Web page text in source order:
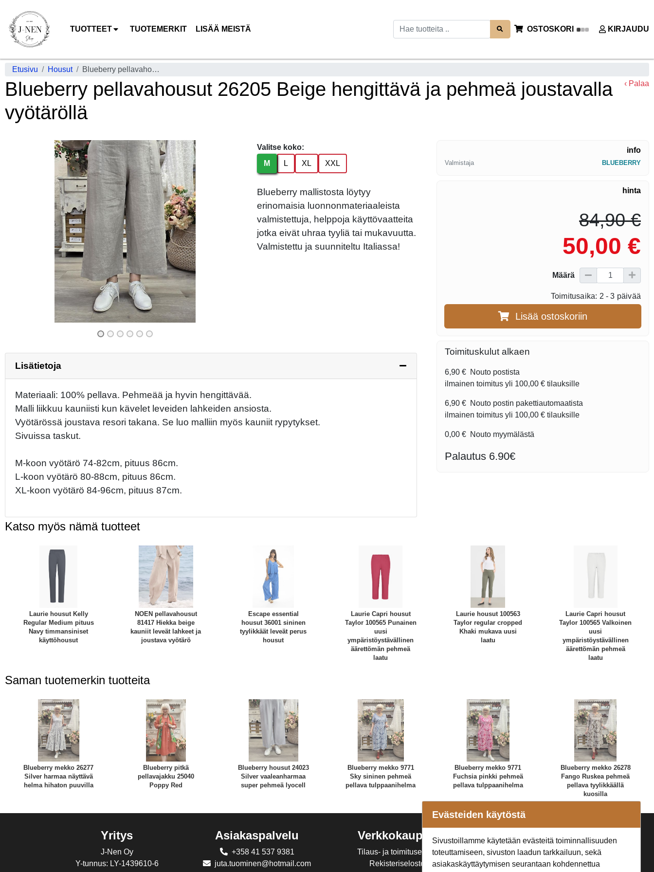
TUOTTEET TUOTEMERKIT LISÄÄ MEISTÄ OSTOSKORI KIRJAUDU
Etusivu Housut Blueberry pellavahousut 26205 Beige hengittävä ja pehmeä joustavalla vyötäröllä
Blueberry pellavahousut 26205 Beige hengittävä ja pehmeä joustavalla
vyötäröllä
‹ Palaa
Previous
Valitse koko:
M
L XL XXL
Blueberry mallistosta löytyy
erinomaisia luonnonmateriaaleista
valmistettuja, helppoja käyttövaatteita
jotka eivät uhraa tyyliä tai mukavuutta.
Valmistettu ja suunniteltu Italiassa!
Lisätietoja
Materiaali: 100% pellava. Pehmeää ja hyvin hengittävää.
Malli liikkuu kauniisti kun kävelet leveiden lahkeiden ansiosta.
Vyötärössä joustava resori takana. Se luo malliin myös kauniit rypytykset.
Sivuissa taskut.
M-koon vyötärö 74-82cm, pituus 86cm.
L-koon vyötärö 80-88cm, pituus 86cm.
XL-koon vyötärö 84-96cm, pituus 87cm.
info
Valmistaja BLUEBERRY
hinta
84,90 €
50,00 €
Määrä
Toimitusaika: 2 - 3 päivää
Lisää ostoskoriin
Toimituskulut alkaen
6,90 € Nouto postista
ilmainen toimitus yli 100,00 € tilauksille
6,90 € Nouto postin pakettiautomaatista
ilmainen toimitus yli 100,00 € tilauksille
0,00 € Nouto myymälästä
Palautus 6.90€
Katso myös nämä tuotteet
Laurie housut Kelly
Regular Medium pituus
Navy timmansiniset
käyttöhousut
NOEN pellavahousut
81417 Hiekka beige
kauniit leveät lahkeet ja
joustava vyötärö
Escape essential
housut 36001 sininen
tyylikkäät leveät perus
housut
Laurie Capri housut
Taylor 100565 Punainen
uusi
ympäristöystävällinen
äärettömän pehmeä
laatu
Laurie housut 100563
Taylor regular cropped
Khaki mukava uusi
laatu
Laurie Capri housut
Taylor 100565 Valkoinen
uusi
ympäristöystävällinen
äärettömän pehmeä
laatu
Saman tuotemerkin tuotteita
Blueberry mekko 26277
Silver harmaa näyttävä
helma hihaton puuvilla
Blueberry pitkä
pellavajakku 25040
Poppy Red
Blueberry housut 24023
Silver vaaleanharmaa
super pehmeä lyocell
Blueberry mekko 9771
Sky sininen pehmeä
pellava tulppaanihelma
Blueberry mekko 9771
Fuchsia pinkki pehmeä
pellava tulppaanihelma
Blueberry mekko 26278
Fango Ruskea pehmeä
pellava tyylikkäällä
kuosilla
Yritys
J-Nen Oy
Y-tunnus: LY-1439610-6
Asiakaspalvelu
+358 41 537 9381
juta.tuominen@hotmail.com
Verkkokauppa
Tilaus- ja toimitusehdot
Rekisteriseloste
Seuraa Meitä
Evästeiden käytöstä
Sivustoillamme käytetään evästeitä toiminnallisuuden
toteuttamiseen, sivuston laadun tarkkailuun, sekä
asiakaskäyttäytymisen seurantaan kohdennettua